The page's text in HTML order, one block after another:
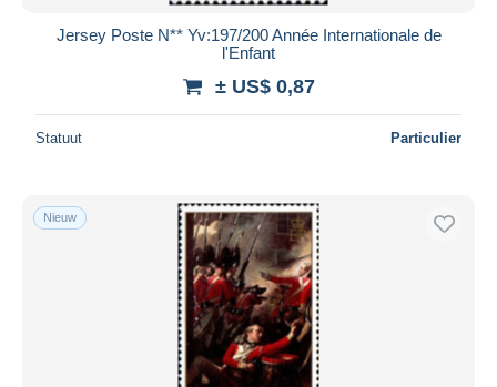
Jersey Poste N** Yv:197/200 Année Internationale de
l'Enfant
± US$ 0,87
Statuut Particulier
Nieuw